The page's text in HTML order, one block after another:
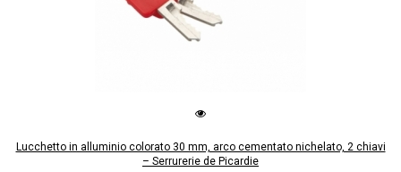
Lucchetto in alluminio colorato 30 mm, arco cementato nichelato, 2 chiavi
– Serrurerie de Picardie